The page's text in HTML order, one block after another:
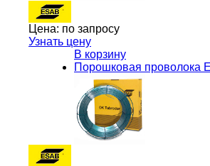
Цена: по запросу
Узнать цену
В корзину
Порошковая проволока